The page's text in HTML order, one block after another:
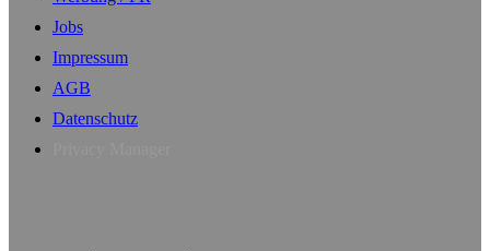
Jobs
Impressum
AGB
Datenschutz